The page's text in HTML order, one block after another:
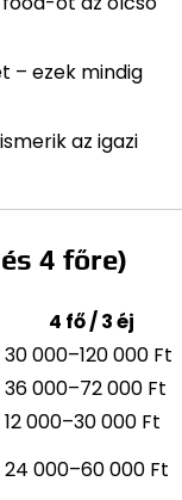
– ezek mindig
az igazi
4 főre)
4 fő / 3 éj
30 000–120 000 Ft
36 000–72 000 Ft
12 000–30 000 Ft
24 000–60 000 Ft